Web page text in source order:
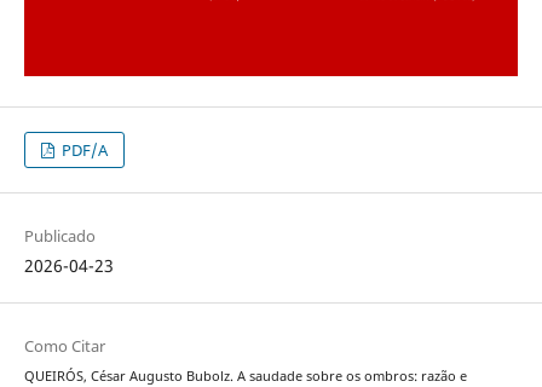
PDF/A
Publicado
2026-04-23
Como Citar
QUEIRÓS, César Augusto Bubolz. A saudade sobre os ombros: razão e